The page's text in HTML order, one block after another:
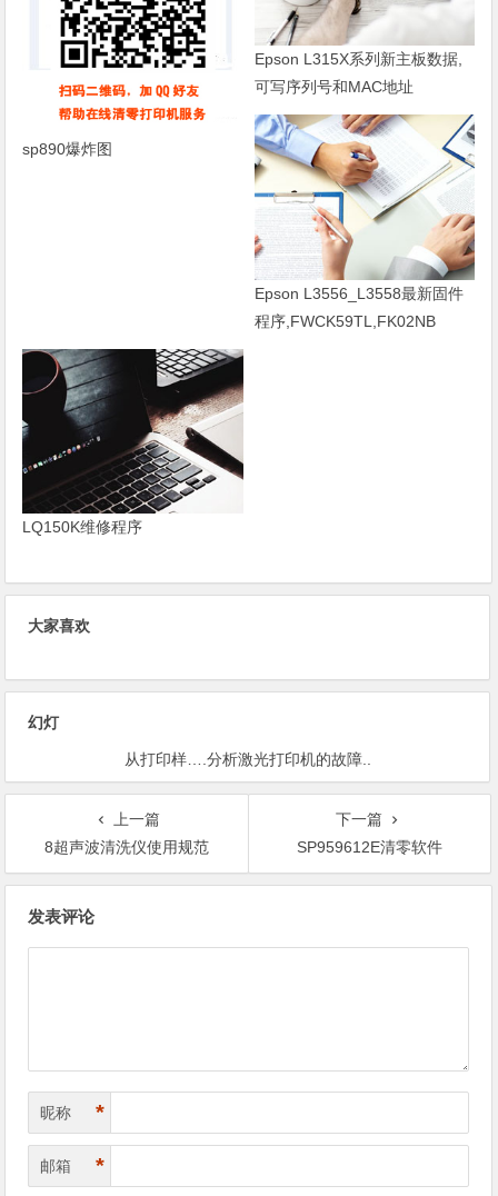
sp890爆炸图
Epson L315X系列新主板数据,
可写序列号和MAC地址
Epson L3556_L3558最新固件
程序,FWCK59TL,FK02NB
LQ150K维修程序
大家喜欢
幻灯
从打印样….分析激光打印机的故障..
上一篇
8超声波清洗仪使用规范
下一篇
SP959612E清零软件
发表评论
昵称 *
邮箱 *